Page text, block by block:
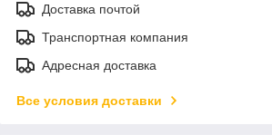
Доставка почтой
Транспортная компания
Адресная доставка
Все условия доставки